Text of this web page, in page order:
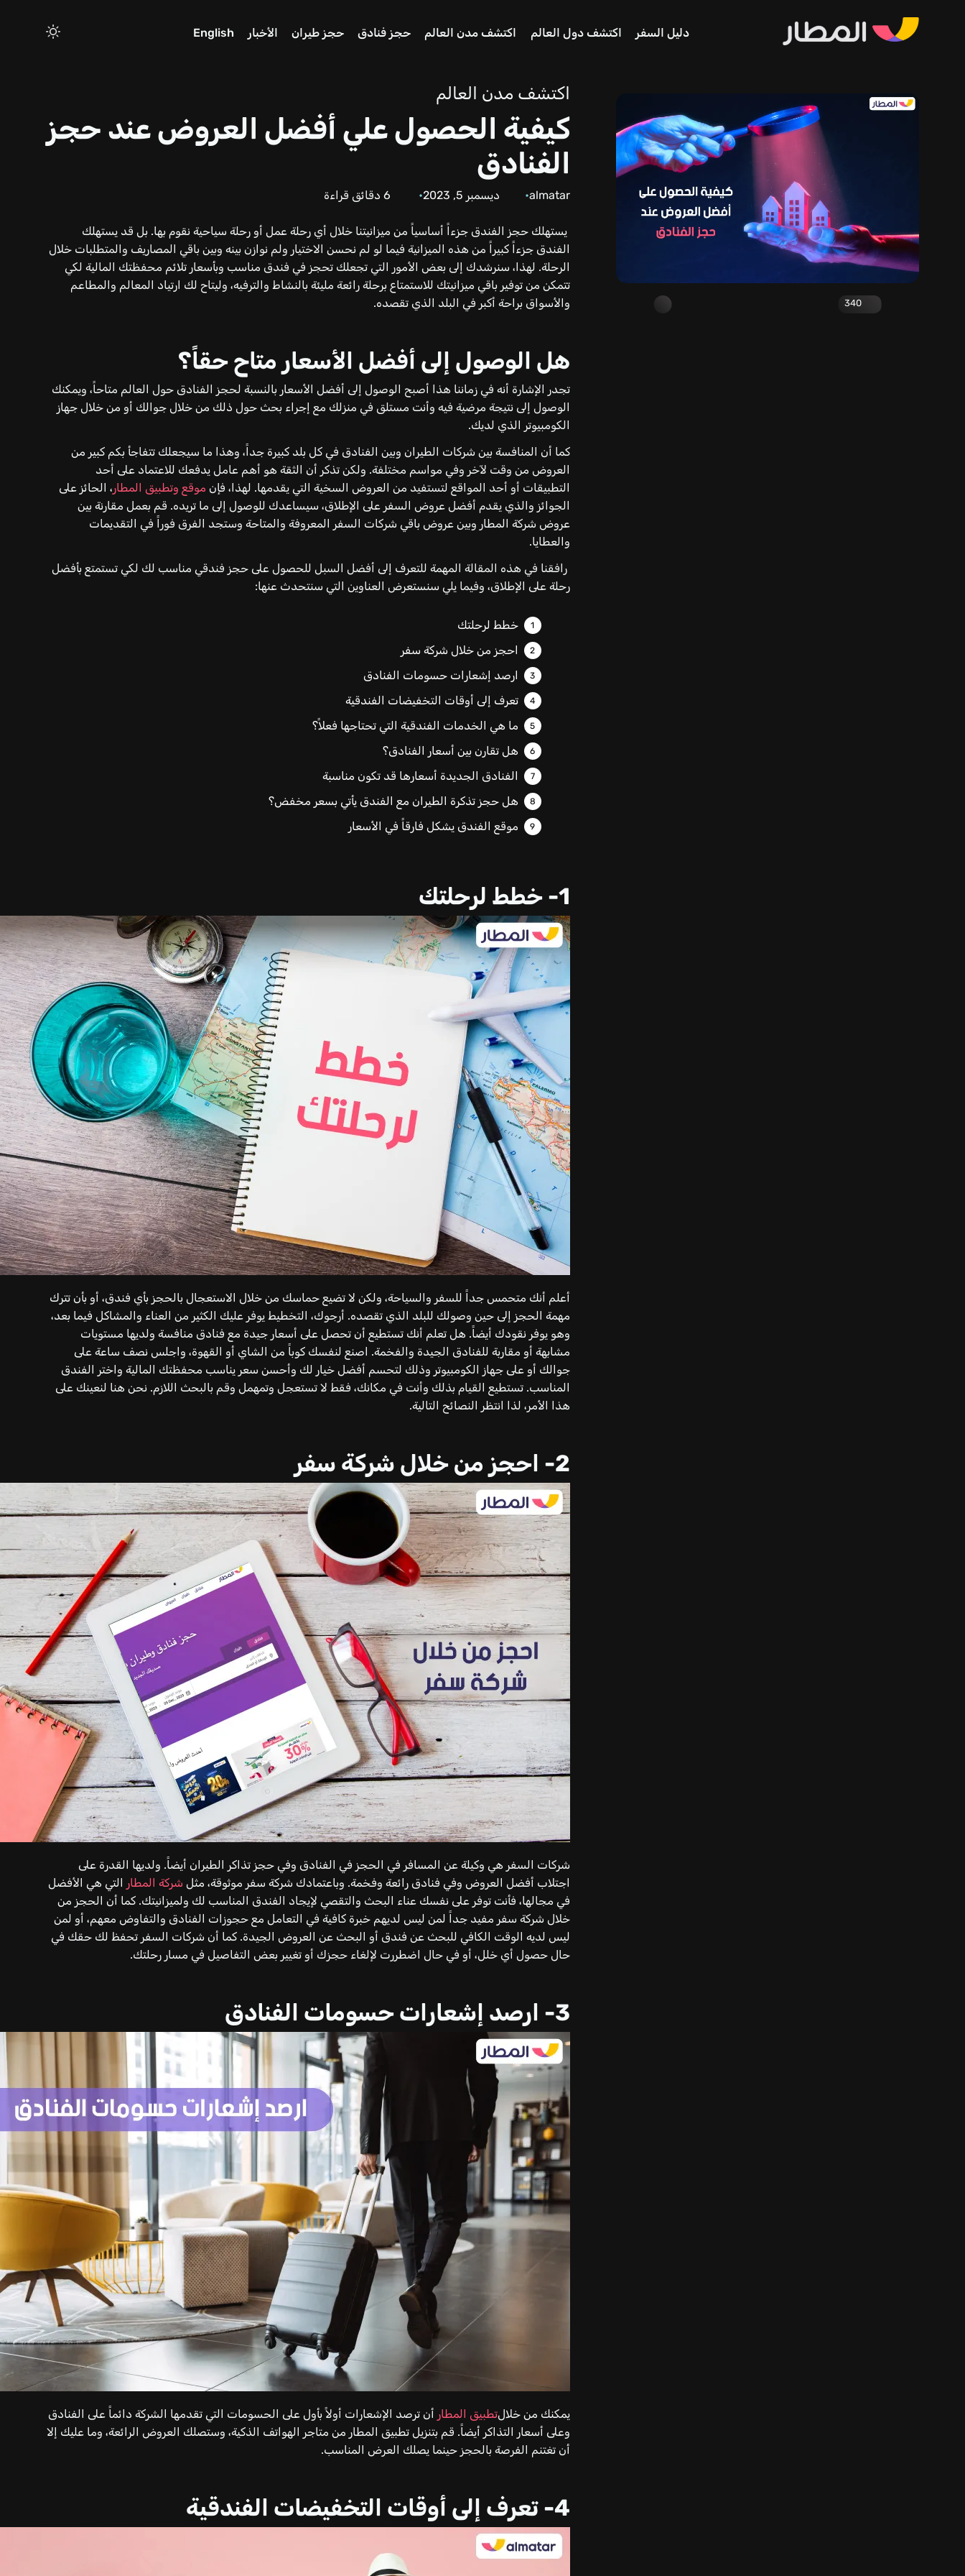
دليل السفر اكتشف دول العالم اكتشف مدن العالم حجز فنادق حجز طيران الأخبار English
340
اكتشف مدن العالم
كيفية الحصول علي أفضل العروض عند حجز
الفنادق
almatar ديسمبر 5, 2023 6دقائق قراءة
يستهلك حجز الفندق جزءاً أساسياً من ميزانيتنا خلال أي رحلة عمل أو رحلة سياحية نقوم بها. بل قد يستهلك
الفندق جزءاً كبيراً من هذه الميزانية فيما لو لم نحسن الاختيار ولم نوازن بينه وبين باقي المصاريف والمتطلبات خلال
الرحلة. لهذا، سنرشدك إلى بعض الأمور التي تجعلك تحجز في فندق مناسب وبأسعار تلائم محفظتك المالية لكي
تتمكن من توفير باقي ميزانيتك للاستمتاع برحلة رائعة مليئة بالنشاط والترفيه، وليتاح لك ارتياد المعالم والمطاعم
والأسواق براحة أكبر في البلد الذي تقصده.
هل الوصول إلى أفضل الأسعار متاح حقاً؟
تجدر الإشارة أنه في زماننا هذا أصبح الوصول إلى أفضل الأسعار بالنسبة لحجز الفنادق حول العالم متاحاً، ويمكنك
الوصول إلى نتيجة مرضية فيه وأنت مستلق في منزلك مع إجراء بحث حول ذلك من خلال جوالك أو من خلال جهاز
الكومبيوتر الذي لديك.
كما أن المنافسة بين شركات الطيران وبين الفنادق في كل بلد كبيرة جداً، وهذا ما سيجعلك تتفاجأ بكم كبير من
العروض من وقت لآخر وفي مواسم مختلفة. ولكن تذكر أن الثقة هو أهم عامل يدفعك للاعتماد على أحد
التطبيقات أو أحد المواقع لتستفيد من العروض السخية التي يقدمها. لهذا، فإن موقع وتطبيق المطار، الحائز على
الجوائز والذي يقدم أفضل عروض السفر على الإطلاق، سيساعدك للوصول إلى ما تريده. قم بعمل مقارنة بين
عروض شركة المطار وبين عروض باقي شركات السفر المعروفة والمتاحة وستجد الفرق فوراً في التقديمات
والعطايا.
رافقنا في هذه المقالة المهمة للتعرف إلى أفضل السبل للحصول على حجز فندقي مناسب لك لكي تستمتع بأفضل
رحلة على الإطلاق، وفيما يلي سنستعرض العناوين التي سنتحدث عنها:
خطط لرحلتك
احجز من خلال شركة سفر
ارصد إشعارات حسومات الفنادق
تعرف إلى أوقات التخفيضات الفندقية
ما هي الخدمات الفندقية التي تحتاجها فعلاً؟
هل تقارن بين أسعار الفنادق؟
الفنادق الجديدة أسعارها قد تكون مناسبة
هل حجز تذكرة الطيران مع الفندق يأتي بسعر مخفض؟
موقع الفندق يشكل فارقاً في الأسعار
1- خطط لرحلتك
أعلم أنك متحمس جداً للسفر والسياحة، ولكن لا تضيع حماسك من خلال الاستعجال بالحجز بأي فندق، أو بأن تترك
مهمة الحجز إلى حين وصولك للبلد الذي تقصده. أرجوك، التخطيط يوفر عليك الكثير من العناء والمشاكل فيما بعد،
وهو يوفر نقودك أيضاً. هل تعلم أنك تستطيع أن تحصل على أسعار جيدة مع فنادق منافسة ولديها مستويات
مشابهة أو مقاربة للفنادق الجيدة والفخمة. اصنع لنفسك كوباً من الشاي أو القهوة، واجلس نصف ساعة على
جوالك أو على جهاز الكومبيوتر وذلك لتحسم أفضل خيار لك وأحسن سعر يناسب محفظتك المالية واختر الفندق
المناسب. تستطيع القيام بذلك وأنت في مكانك، فقط لا تستعجل وتمهمل وقم بالبحث اللازم. نحن هنا لنعينك على
هذا الأمر، لذا انتظر النصائح التالية.
2- احجز من خلال شركة سفر
شركات السفر هي وكيلة عن المسافر في الحجز في الفنادق وفي حجز تذاكر الطيران أيضاً. ولديها القدرة على
اجتلاب أفضل العروض وفي فنادق رائعة وفخمة. وباعتمادك شركة سفر موثوقة، مثل شركة المطار التي هي الأفضل
في مجالها، فأنت توفر على نفسك عناء البحث والتقصي لإيجاد الفندق المناسب لك ولميزانيتك. كما أن الحجز من
خلال شركة سفر مفيد جداً لمن ليس لديهم خبرة كافية في التعامل مع حجوزات الفنادق والتفاوض معهم، أو لمن
ليس لديه الوقت الكافي للبحث عن فندق أو البحث عن العروض الجيدة. كما أن شركات السفر تحفظ لك حقك في
حال حصول أي خلل، أو في حال اضطررت لإلغاء حجزك أو تغيير بعض التفاصيل في مسار رحلتك.
3- ارصد إشعارات حسومات الفنادق
يمكنك من خلالتطبيق المطار أن ترصد الإشعارات أولاً بأول على الحسومات التي تقدمها الشركة دائماً على الفنادق
وعلى أسعار التذاكر أيضاً. قم بتنزيل تطبيق المطار من متاجر الهواتف الذكية، وستصلك العروض الرائعة، وما عليك إلا
أن تغتنم الفرصة بالحجز حينما يصلك العرض المناسب.
4- تعرف إلى أوقات التخفيضات الفندقية